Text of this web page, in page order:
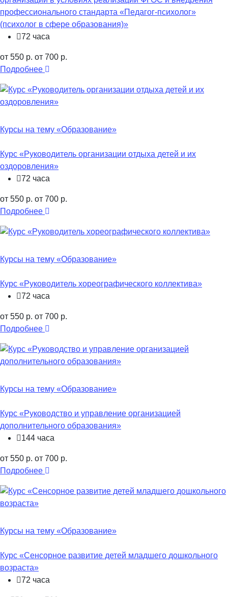
профессионального стандарта «Педагог-психолог»
(психолог в сфере образования)»
72 часа
от 550 р. от 700 р.
Подробнее
Курсы на тему «Образование»
Курс «Руководитель организации отдыха детей и их
оздоровления»
72 часа
от 550 р. от 700 р.
Подробнее
Курсы на тему «Образование»
Курс «Руководитель хореографического коллектива»
72 часа
от 550 р. от 700 р.
Подробнее
Курсы на тему «Образование»
Курс «Руководство и управление организацией
дополнительного образования»
144 часа
от 550 р. от 700 р.
Подробнее
Курсы на тему «Образование»
Курс «Сенсорное развитие детей младшего дошкольного
возраста»
72 часа